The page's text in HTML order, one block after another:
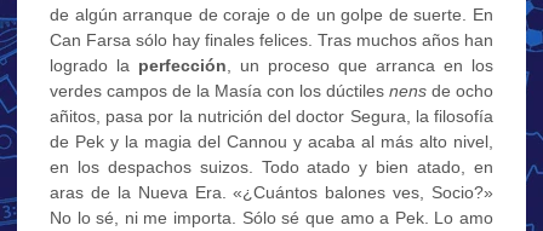
de algún arranque de coraje o de un golpe de suerte. En
Can Farsa sólo hay finales felices. Tras muchos años han
logrado la perfección , un proceso que arranca en los
verdes campos de la Masía con los dúctiles nens de ocho
añitos, pasa por la nutrición del doctor Segura, la filosofía
de Pek y la magia del Cannou y acaba al más alto nivel,
en los despachos suizos. Todo atado y bien atado, en
aras de la Nueva Era. «¿Cuántos balones ves, Socio?»
No lo sé, ni me importa. Sólo sé que amo a Pek. Lo amo